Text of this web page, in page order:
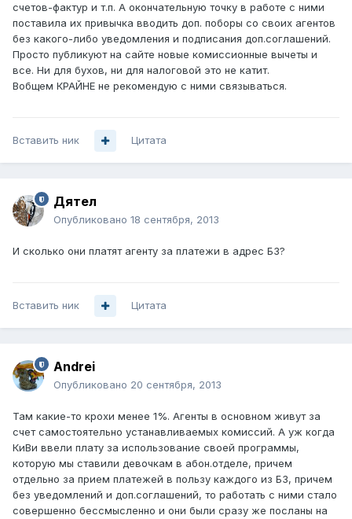
счетов-фактур и т.п. А окончательную точку в работе с ними
поставила их привычка вводить доп. поборы со своих агентов
без какого-либо уведомления и подписания доп.соглашений.
Просто публикуют на сайте новые комиссионные вычеты и
все. Ни для бухов, ни для налоговой это не катит.
Вобщем КРАЙНЕ не рекомендую с ними связываться.
Вставить ник Цитата
Дятел
Опубликовано 18 сентября, 2013
И сколько они платят агенту за платежи в адрес Б3?
Вставить ник Цитата
Andrei
Опубликовано 20 сентября, 2013
Там какие-то крохи менее 1%. Агенты в основном живут за
счет самостоятельно устанавливаемых комиссий. А уж когда
КиВи ввели плату за использование своей программы,
которую мы ставили девочкам в абон.отделе, причем
отдельно за прием платежей в пользу каждого из Б3, причем
без уведомлений и доп.соглашений, то работать с ними стало
совершенно бессмысленно и они были сразу же посланы на